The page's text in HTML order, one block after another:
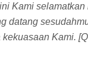
Kami
datang
Kami.